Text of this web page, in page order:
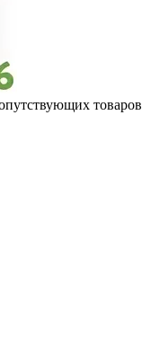
товаров